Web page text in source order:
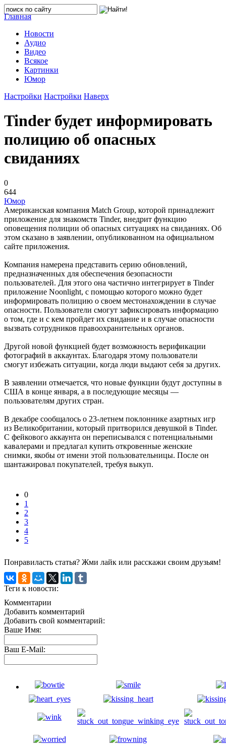
Главная
Новости
Аудио
Видео
Всякое
Картинки
Юмор
Настройки Настройки Наверх
Tinder будет информировать
полицию об опасных
свиданиях
0
644
Юмор
Американская компания Match Group, которой принадлежит
приложение для знакомств Tinder, внедрит функцию
оповещения полиции об опасных ситуациях на свиданиях. Об
этом сказано в заявлении, опубликованном на официальном
сайте приложения.
Компания намерена представить серию обновлений,
предназначенных для обеспечения безопасности
пользователей. Для этого она частично интегрирует в Tinder
приложение Noonlight, с помощью которого можно будет
информировать полицию о своем местонахождении в случае
опасности. Пользователи смогут зафиксировать информацию
о том, где и с кем пройдет их свидание и в случае опасности
вызвать сотрудников правоохранительных органов.
Другой новой функцией будет возможность верификации
фотографий в аккаунтах. Благодаря этому пользователи
смогут избежать ситуации, когда люди выдают себя за других.
В заявлении отмечается, что новые функции будут доступны в
США в конце января, а в последующие месяцы —
пользователям других стран.
В декабре сообщалось о 23-летнем поклоннике азартных игр
из Великобритании, который притворился девушкой в Tinder.
С фейкового аккаунта он переписывался с потенциальными
кавалерами и предлагал купить откровенные женские
снимки, якобы от имени этой пользовательницы. После он
шантажировал покупателей, требуя выкуп.
0
1
2
3
4
5
Понравиласть статья? Жми лайк или расскажи своим друзьям!
Теги к новости:
Комментарии
Добавить комментарий
Добавить свой комментарий:
Ваше Имя:
Ваш E-Mail: